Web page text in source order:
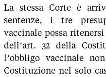
La stessa Corte è
sentenze, i tre
vaccinale possa
dell’art. 32 della
l’obbligo vaccinale
Costituzione nel solo